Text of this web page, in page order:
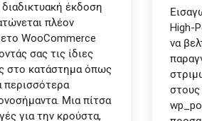
έκδοση
πλέον
WooCommerce
σας τις ίδιες
στο κατάστημα όπως
περισσότερα
Μια πίτσα
για την κρούστα,
High-
να
στους